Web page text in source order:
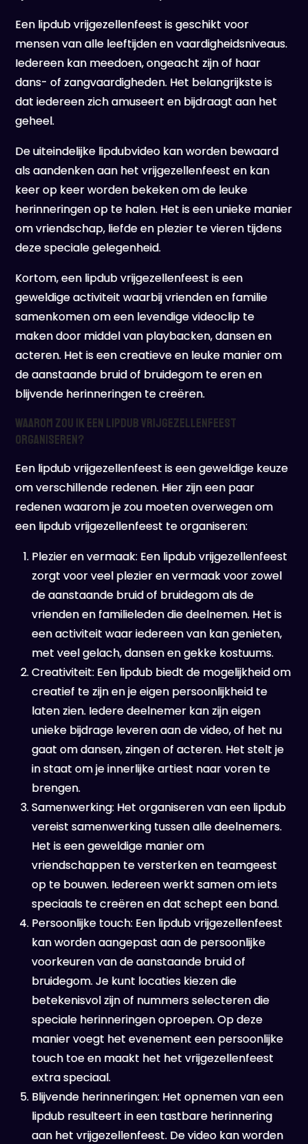
Een lipdub vrijgezellenfeest is geschikt voor
mensen van alle leeftijden en vaardigheidsniveaus.
Iedereen kan meedoen, ongeacht zijn of haar
dans- of zangvaardigheden. Het belangrijkste is
dat iedereen zich amuseert en bijdraagt aan het
geheel.
De uiteindelijke lipdubvideo kan worden bewaard
als aandenken aan het vrijgezellenfeest en kan
keer op keer worden bekeken om de leuke
herinneringen op te halen. Het is een unieke manier
om vriendschap, liefde en plezier te vieren tijdens
deze speciale gelegenheid.
Kortom, een lipdub vrijgezellenfeest is een
geweldige activiteit waarbij vrienden en familie
samenkomen om een levendige videoclip te
maken door middel van playbacken, dansen en
acteren. Het is een creatieve en leuke manier om
de aanstaande bruid of bruidegom te eren en
blijvende herinneringen te creëren.
Waarom zou ik een lipdub vrijgezellenfeest
organiseren?
Een lipdub vrijgezellenfeest is een geweldige keuze
om verschillende redenen. Hier zijn een paar
redenen waarom je zou moeten overwegen om
een lipdub vrijgezellenfeest te organiseren:
Plezier en vermaak: Een lipdub vrijgezellenfeest
zorgt voor veel plezier en vermaak voor zowel
de aanstaande bruid of bruidegom als de
vrienden en familieleden die deelnemen. Het is
een activiteit waar iedereen van kan genieten,
met veel gelach, dansen en gekke kostuums.
Creativiteit: Een lipdub biedt de mogelijkheid om
creatief te zijn en je eigen persoonlijkheid te
laten zien. Iedere deelnemer kan zijn eigen
unieke bijdrage leveren aan de video, of het nu
gaat om dansen, zingen of acteren. Het stelt je
in staat om je innerlijke artiest naar voren te
brengen.
Samenwerking: Het organiseren van een lipdub
vereist samenwerking tussen alle deelnemers.
Het is een geweldige manier om
vriendschappen te versterken en teamgeest
op te bouwen. Iedereen werkt samen om iets
speciaals te creëren en dat schept een band.
Persoonlijke touch: Een lipdub vrijgezellenfeest
kan worden aangepast aan de persoonlijke
voorkeuren van de aanstaande bruid of
bruidegom. Je kunt locaties kiezen die
betekenisvol zijn of nummers selecteren die
speciale herinneringen oproepen. Op deze
manier voegt het evenement een persoonlijke
touch toe en maakt het het vrijgezellenfeest
extra speciaal.
Blijvende herinneringen: Het opnemen van een
lipdub resulteert in een tastbare herinnering
aan het vrijgezellenfeest. De video kan worden